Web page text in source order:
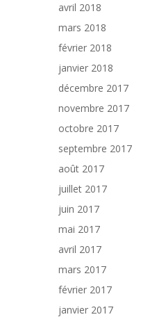
avril 2018
mars 2018
février 2018
janvier 2018
décembre 2017
novembre 2017
octobre 2017
septembre 2017
août 2017
juillet 2017
juin 2017
mai 2017
avril 2017
mars 2017
février 2017
janvier 2017